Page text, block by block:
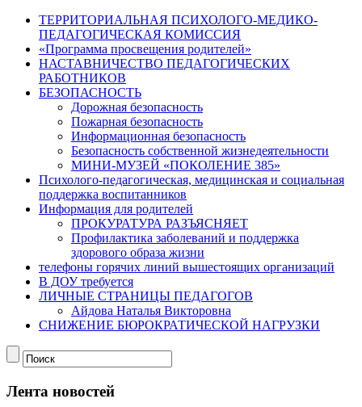
ТЕРРИТОРИАЛЬНАЯ ПСИХОЛОГО-МЕДИКО-
ПЕДАГОГИЧЕСКАЯ КОМИССИЯ
«Программа просвещения родителей»
НАСТАВНИЧЕСТВО ПЕДАГОГИЧЕСКИХ
РАБОТНИКОВ
БЕЗОПАСНОСТЬ
Дорожная безопасность
Пожарная безопасность
Информационная безопасность
Безопасность собственной жизнедеятельности
МИНИ-МУЗЕЙ «ПОКОЛЕНИЕ 385»
Психолого-педагогическая, медицинская и социальная
поддержка воспитанников
Информация для родителей
ПРОКУРАТУРА РАЗЪЯСНЯЕТ
Профилактика заболеваний и поддержка
здорового образа жизни
телефоны горячих линий вышестоящих организаций
В ДОУ требуется
ЛИЧНЫЕ СТРАНИЦЫ ПЕДАГОГОВ
Айдова Наталья Викторовна
СНИЖЕНИЕ БЮРОКРАТИЧЕСКОЙ НАГРУЗКИ
Лента новостей